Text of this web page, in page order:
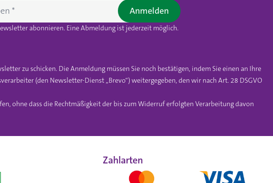
abonnieren. Eine Abmeldung ist jederzeit möglich.
Anmelden
zu schicken. Die Anmeldung müssen Sie noch bestätigen, indem Sie einen an Ihre
(den Newsletter-Dienst „Brevo“) weitergegeben, den wir nach Art. 28 DSGVO
ohne dass die Rechtmäßigkeit der bis zum Widerruf erfolgten Verarbeitung davon
Zahlarten